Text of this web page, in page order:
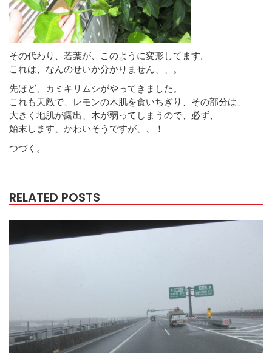
その代わり、若葉が、このように変形してます。
これは、なんのせいか分かりません、、。
先ほど、カミキリムシがやってきました。
これも天敵で、レモンの木肌を食いちぎり、その部分は、
大きく地肌が露出、木が弱ってしまうので、必ず、
始末します、かわいそうですが、、！
つづく。
RELATED POSTS